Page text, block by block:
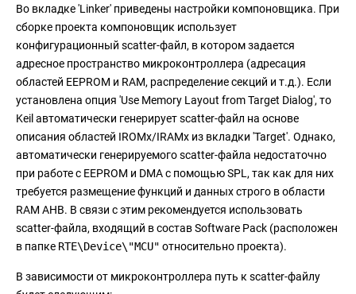
Во вкладке 'Linker' приведены настройки компоновщика. При
сборке проекта компоновщик использует
конфигурационный scatter-файл, в котором задается
адресное пространство микроконтроллера (адресация
областей EEPROM и RAM, распределение секций и т.д.). Если
установлена опция 'Use Memory Layout from Target Dialog', то
Keil автоматически генерирует scatter-файл на основе
описания областей IROMx/IRAMx из вкладки 'Target'. Однако,
автоматически генерируемого scatter-файла недостаточно
при работе с EEPROM и DMA с помощью SPL, так как для них
требуется размещение функций и данных строго в области
RAM AHB. В связи с этим рекомендуется использовать
scatter-файла, входящий в состав Software Pack (расположен
в папке RTE\Device\"MCU" относительно проекта).
В зависимости от микроконтроллера путь к scatter-файлу